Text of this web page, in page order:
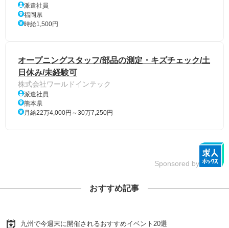
派遣社員
福岡県
時給1,500円
オープニングスタッフ/部品の測定・キズチェック/土
日休み/未経験可
株式会社ワールドインテック
派遣社員
熊本県
月給22万4,000円～30万7,250円
Sponsored by
おすすめ記事
九州で今週末に開催されるおすすめイベント20選